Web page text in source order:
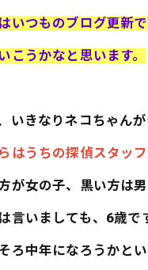
いつものブログ更新
こうかなと思います。
いきなりネコちゃん
はうちの探偵スタッ
が女の子、黒い方は男
言いましても、6歳で
ろ中年になろうかと